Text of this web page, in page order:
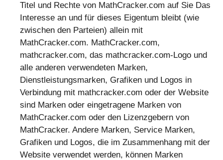
Titel und Rechte von MathCracker.com auf Sie Das
Interesse an und für dieses Eigentum bleibt (wie
zwischen den Parteien) allein mit
MathCracker.com. MathCracker.com,
mathcracker.com, das mathcracker.com-Logo und
alle anderen verwendeten Marken,
Dienstleistungsmarken, Grafiken und Logos in
Verbindung mit mathcracker.com oder der Website
sind Marken oder eingetragene Marken von
MathCracker.com oder den Lizenzgebern von
MathCracker. Andere Marken, Service Marken,
Grafiken und Logos, die im Zusammenhang mit der
Website verwendet werden, können Marken